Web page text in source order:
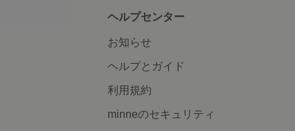
ヘルプセンター
お知らせ
ヘルプとガイド
利用規約
minneのセキュリティ